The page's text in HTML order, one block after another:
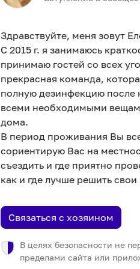
Здравствуйте, меня зовут
С 2015 г. я занимаюсь
принимаю гостей со всех
прекрасная команда,
полную дезинфекцию после
всеми необходимыми
дома.
В период проживания Вы
сориентирую Вас на
съездить и где приятно
как и где лучше решить
Связаться с хозяином
В целях безопасности не
пределами сайта или